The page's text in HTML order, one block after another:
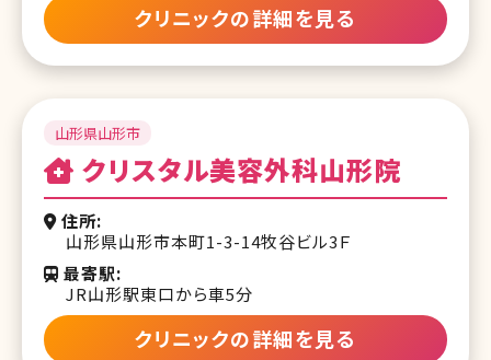
クリニックの詳細を見る
山形県山形市
クリスタル美容外科山形院
住所
山形県山形市本町1-3-14牧谷ビル3Ｆ
最寄駅
JR山形駅東口から車5分
クリニックの詳細を見る